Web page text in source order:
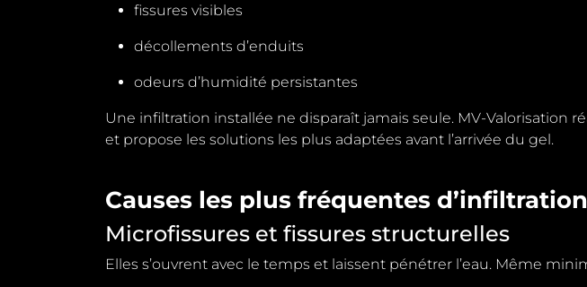
fissures visibles
décollements d’enduits
odeurs d’humidité persistantes
Une infiltration installée ne disparaît jamais seule. MV-Valorisation
et propose les solutions les plus adaptées avant l’arrivée du gel.
Causes les plus fréquentes
Microfissures et fissures structurelles
Elles s’ouvrent avec le temps et laissent pénétrer l’eau. Même